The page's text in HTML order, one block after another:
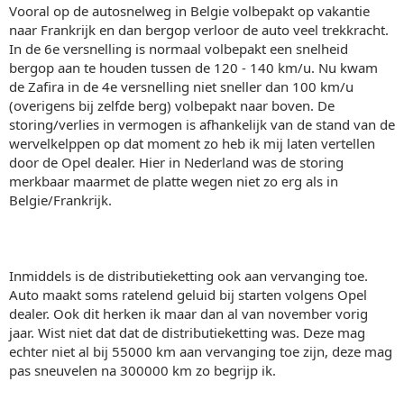
Vooral op de autosnelweg in Belgie volbepakt op vakantie
naar Frankrijk en dan bergop verloor de auto veel trekkracht.
In de 6e versnelling is normaal volbepakt een snelheid
bergop aan te houden tussen de 120 - 140 km/u. Nu kwam
de Zafira in de 4e versnelling niet sneller dan 100 km/u
(overigens bij zelfde berg) volbepakt naar boven. De
storing/verlies in vermogen is afhankelijk van de stand van de
wervelkelppen op dat moment zo heb ik mij laten vertellen
door de Opel dealer. Hier in Nederland was de storing
merkbaar maarmet de platte wegen niet zo erg als in
Belgie/Frankrijk.
Inmiddels is de distributieketting ook aan vervanging toe.
Auto maakt soms ratelend geluid bij starten volgens Opel
dealer. Ook dit herken ik maar dan al van november vorig
jaar. Wist niet dat dat de distributieketting was. Deze mag
echter niet al bij 55000 km aan vervanging toe zijn, deze mag
pas sneuvelen na 300000 km zo begrijp ik.